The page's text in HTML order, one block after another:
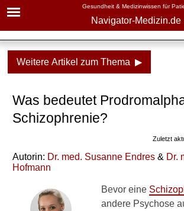
Gesundheit & Medizinwissen für
Navigator-Medizin.de
Weitere Artikel zum Thema ▶
Was bedeutet
Schizophrenie?
Zuletzt
Autorin: Dr. med. Susanne Endres & Dr.
Hofmann
Bevor eine
andere Psychose
Navigator-Medizin.de
► Krankheiten
► Diagnostik & Laborwerte
► Therapieverfahren
► Medikamente
Navigator-
Medizin.de
▾
Schizophrenie
Vererbung durch die Eltern
Vorkommen und Häufigkeit